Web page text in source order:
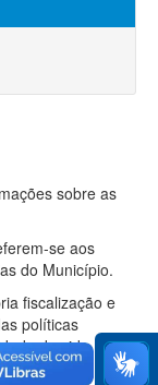
sobre as
se aos
do Município.
fiscalização e
políticas
de vida.
decretos que